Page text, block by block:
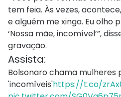
tem feia. Às vezes,
e alguém me xinga. Eu olho
‘Nossa mãe, incomível’”,
gravação.
Assista:
Bolsonaro chama mulheres
'incomíveis'https://t.co/